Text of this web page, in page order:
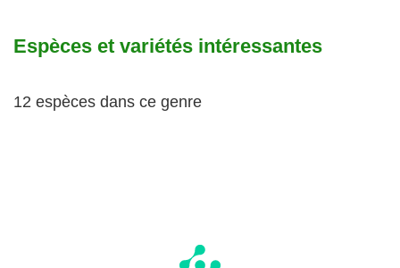
Espèces et variétés intéressantes
12 espèces dans ce genre